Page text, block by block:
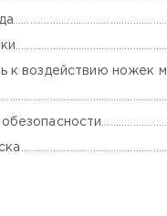
к воздействию ножек